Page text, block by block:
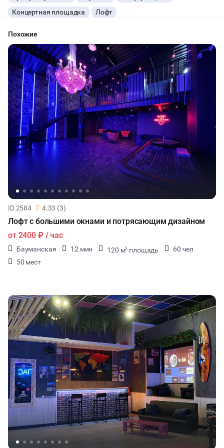
зала с караоке
Концертная площадка
Лофт
КАСТИНГИ
НАСТОЛЬНЫЕ ИГРЫ
РЕПЕТИЦИИ
ФУРШЕТЫ
КОНФЕРЕНЦИИ
ДЕГУСТАЦИИ
ЧАЕПИТИЕ
Похожие
ID 2584 4.33 (3)
Лофт с большими окнами и потрясающим дизайном
от 2400 ₽/ час
Бауманская 12 мин 120 м2 площадь
60 чел
50 мест